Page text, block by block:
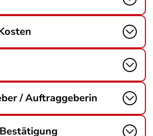
/ Auftraggeberin